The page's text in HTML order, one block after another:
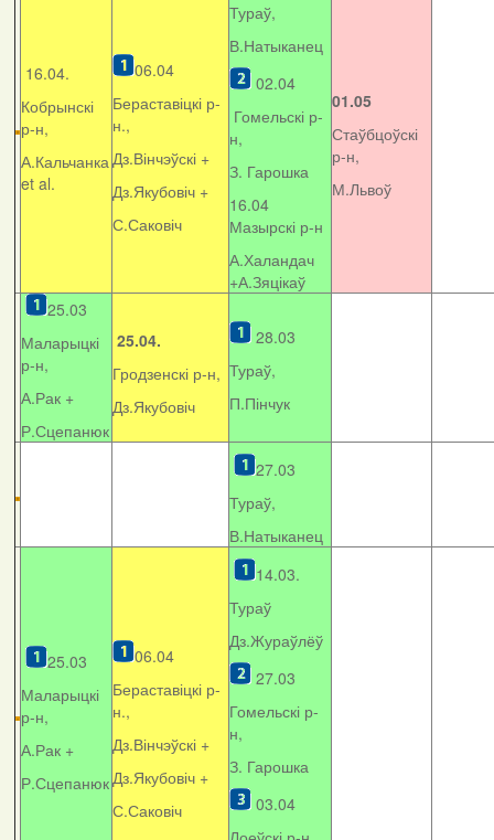
16.04.
Кобрынскі
р-н,
А.Кальчанка
et al.
06.04
Бераставіцкі р-
н.,
Дз.Вінчэўскі +
Дз.Якубовіч +
С.Саковіч
Тураў,
В.Натыканец
02.04
Гомельскі р-
н,
З. Гарошка
16.04
Мазырскі р-н
А.Халандач
+А.Зяцікаў
01.05
Стаўбцоўскі
р-н,
М.Львоў
25.03
Маларыцкі
р-н,
А.Рак +
Р.Сцепанюк
25.04.
Гродзенскі р-н,
Дз.Якубовіч
28.03
Тураў,
П.Пінчук
27.03
Тураў,
В.Натыканец
25.03
Маларыцкі
р-н,
А.Рак +
Р.Сцепанюк
06.04
Бераставіцкі р-
н.,
Дз.Вінчэўскі +
Дз.Якубовіч +
С.Саковіч
14.03.
Тураў
Дз.Жураўлёў
27.03
Гомельскі р-
н,
З. Гарошка
03.04